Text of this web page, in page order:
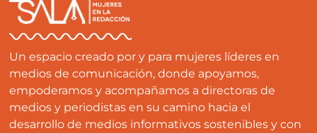
Un espacio creado por y para mujeres líderes en
medios de comunicación, donde apoyamos,
empoderamos y acompañamos a directoras de
medios y periodistas en su camino hacia el
desarrollo de medios informativos sostenibles y con